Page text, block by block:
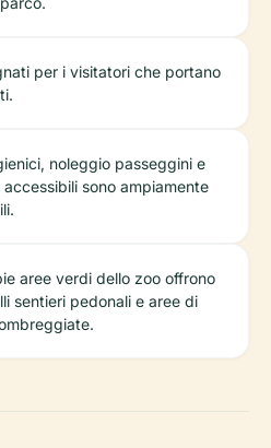
per i visitatori che portano
noleggio passeggini e
sono ampiamente
aree verdi dello zoo offrono
sentieri pedonali e aree di